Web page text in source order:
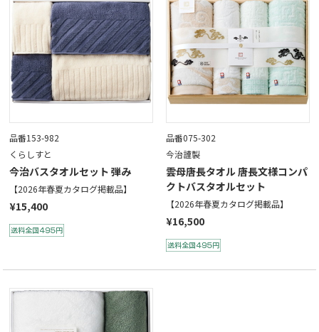
品番153-982
くらしすと
今治バスタオルセット 弾み
【2026年春夏カタログ掲載品】
¥15,400
品番075-302
今治謹製
雲母唐長タオル 唐長文様コンパ
クトバスタオルセット
【2026年春夏カタログ掲載品】
¥16,500